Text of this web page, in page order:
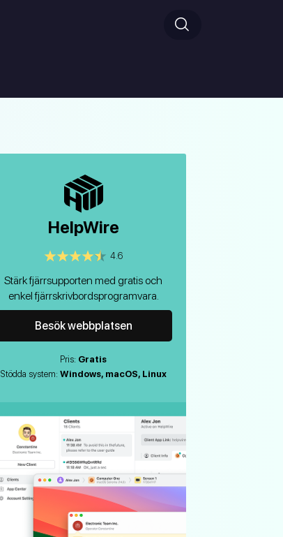
HelpWire
4.6
Stärk fjärrsupporten med gratis och
enkel fjärrskrivbordsprogramvara.
Besök webbplatsen
Pris: Gratis
Stödda system: Windows, macOS, Linux